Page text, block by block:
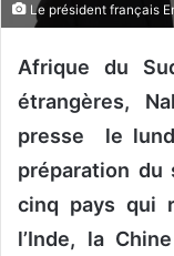
Le président français
Afrique du
étrangères,
presse le
préparation du
cinq pays qui
l’Inde, la